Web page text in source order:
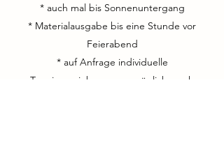
* auch mal bis Sonnenuntergang
* Materialausgabe bis eine Stunde vor
Feierabend
* auf Anfrage individuelle
Terminvereinbarungen möglich, auch